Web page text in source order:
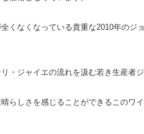
くなくなっている貴重な2010年のジ
・ジャイエの流れを汲む若き生産者ジ
らしさを感じることができるこのワ